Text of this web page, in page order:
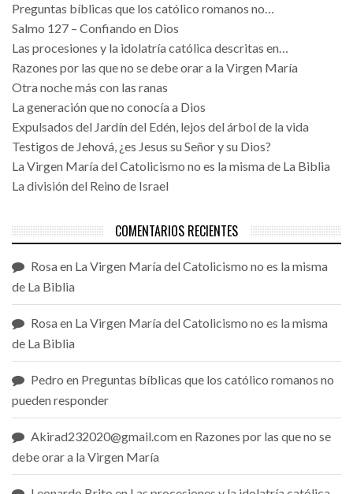
Preguntas bíblicas que los católico romanos no…
Salmo 127 – Confiando en Dios
Las procesiones y la idolatría católica descritas en…
Razones por las que no se debe orar a la Virgen María
Otra noche más con las ranas
La generación que no conocía a Dios
Expulsados del Jardín del Edén, lejos del árbol de la vida
Testigos de Jehová, ¿es Jesus su Señor y su Dios?
La Virgen María del Catolicismo no es la misma de La Biblia
La división del Reino de Israel
COMENTARIOS RECIENTES
Rosaen La Virgen María del Catolicismo no es la misma
de La Biblia
Rosaen La Virgen María del Catolicismo no es la misma
de La Biblia
Pedro en Preguntas bíblicas que los católico romanos no
pueden responder
Akirad232020@gmail.comen Razones por las que no se
debe orar a la Virgen María